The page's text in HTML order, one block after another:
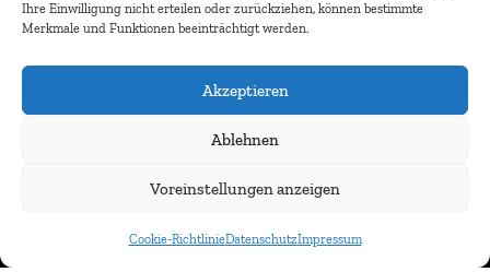
Ihre Einwilligung nicht erteilen oder zurückziehen, können bestimmte
Merkmale und Funktionen beeinträchtigt werden.
Akzeptieren
Ablehnen
Voreinstellungen anzeigen
Cookie-RichtlinieDatenschutzImpressum